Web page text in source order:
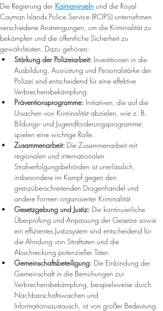
Die Regierung der Kaimaninseln und die Royal
Cayman Islands Police Service (RCIPS) unternehmen
verschiedene Anstrengungen, um die Kriminalität zu
bekämpfen und die öffentliche Sicherheit zu
gewährleisten. Dazu gehören:
Stärkung der Polizeiarbeit: Investitionen in die
Ausbildung, Ausrüstung und Personalstärke der
Polizei sind entscheidend für eine effektive
Verbrechensbekämpfung.
Präventionsprogramme: Initiativen, die auf die
Ursachen von Kriminalität abzielen, wie z. B.
Bildungs- und Jugendförderungsprogramme,
spielen eine wichtige Rolle.
Zusammenarbeit: Die Zusammenarbeit mit
regionalen und internationalen
Strafverfolgungsbehörden ist unerlässlich,
insbesondere im Kampf gegen den
grenzüberschreitenden Drogenhandel und
andere Formen organisierter Kriminalität.
Gesetzgebung und Justiz: Die kontinuierliche
Überprüfung und Anpassung der Gesetze sowie
ein effizientes Justizsystem sind entscheidend für
die Ahndung von Straftaten und die
Abschreckung potenzieller Täter.
Gemeinschaftsbeteiligung: Die Einbindung der
Gemeinschaft in die Bemühungen zur
Verbrechensbekämpfung, beispielsweise durch
Nachbarschaftswachen und
Informationsaustausch, ist von großer Bedeutung.